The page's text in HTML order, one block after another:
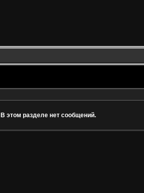
В этом разделе нет сообщений.